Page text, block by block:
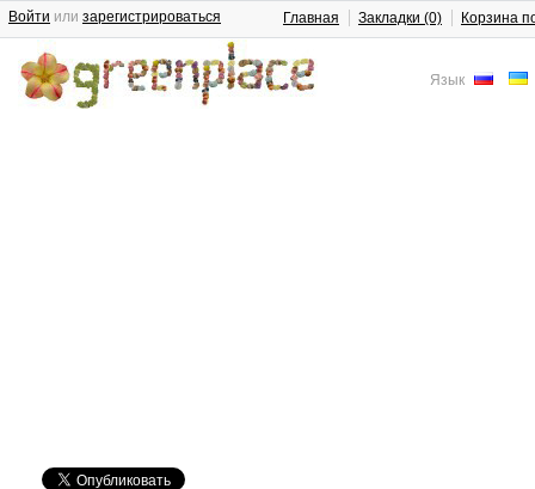
Язык
Войти или зарегистрироваться Главная Закладки (0) Корзина